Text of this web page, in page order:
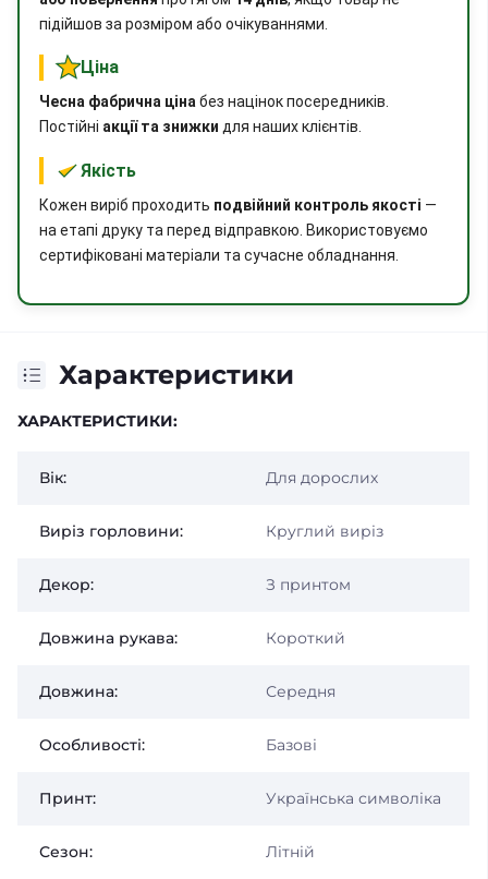
підійшов за розміром або очікуваннями.
Ціна
Чесна фабрична цінабез націнок посередників.
Постійні акції та знижки для наших клієнтів.
Якість
Кожен виріб проходить подвійний контроль якості —
на етапі друку та перед відправкою. Використовуємо
сертифіковані матеріали та сучасне обладнання.
Характеристики
ХАРАКТЕРИСТИКИ:
Вік: Для дорослих
Виріз горловини: Круглий виріз
Декор: З принтом
Довжина рукава: Короткий
Довжина: Середня
Особливості: Базові
Принт: Українська символіка
Сезон: Літній